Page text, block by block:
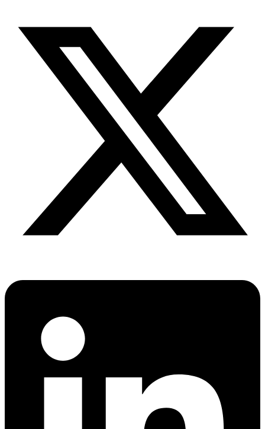
বিশেষ ইন-ডেপ্থ রিপোর্ট: ক্রীড়া উৎসবে…
বৈশ্বিক অর্থব্যবস্থা, আইএমএফ-বিশ্বব্যাংক, ইসলামী
ব্যাংকিং…
অর্থ পাচারের মহাকাব্য: ১০০ ডলারের…